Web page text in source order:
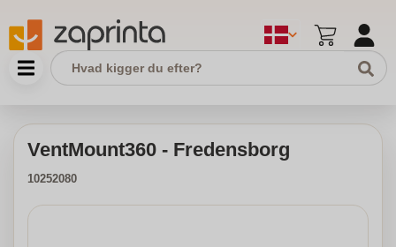
VentMount360 - Fredensborg
10252080